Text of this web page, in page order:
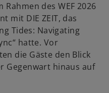
des WEF 2026
mit DIE ZEIT, das
Tides: Navigating
hatte. Vor
die Gäste den Blick
Gegenwart hinaus auf